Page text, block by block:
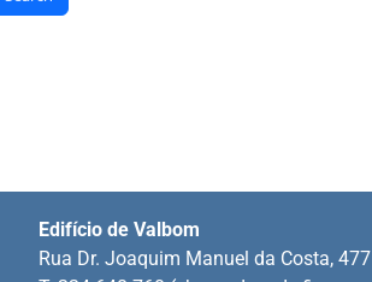
Edifício de Valbom
Rua Dr. Joaquim Manuel da Costa, 477